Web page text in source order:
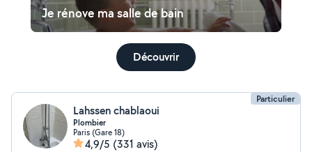
Je rénove ma salle de bain
Découvrir
Particulier
Lahssen chablaoui
Plombier
Paris (Gare 18)
4,9/5 (331 avis)